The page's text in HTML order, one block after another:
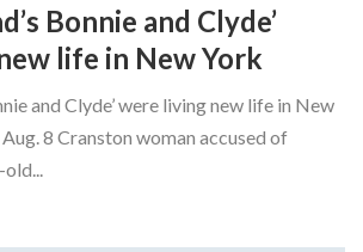
Bonnie and Clyde’
life in New York
and Clyde’ were living new life in New
8 Cranston woman accused of